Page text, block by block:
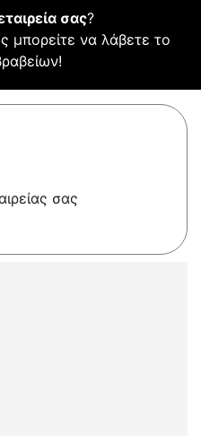
σας?
μπορείτε να λάβετε το
σας